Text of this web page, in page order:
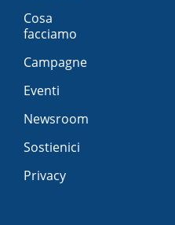
Cosa
facciamo
Campagne
Eventi
Newsroom
Sostienici
Privacy